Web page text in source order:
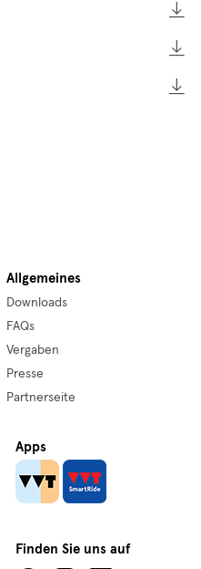
Allgemeines
Downloads
FAQs
Vergaben
Presse
Partnerseite
Apps
Finden Sie uns auf